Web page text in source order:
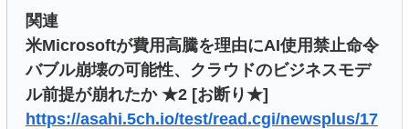
関連
米Microsoftが費用高騰を理由にAI使用禁止命令
バブル崩壊の可能性、クラウドのビジネスモデ
ル前提が崩れたか ★2 [お断り★]
https://asahi.5ch.io/test/read.cgi/newsplus/17